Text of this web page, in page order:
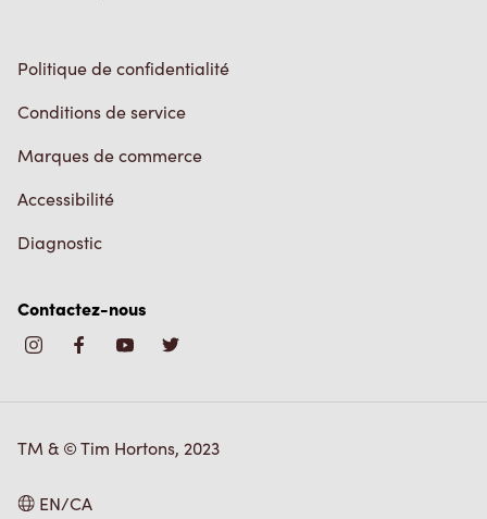
Politique de confidentialité
Conditions de service
Marques de commerce
Accessibilité
Diagnostic
Contactez-nous
TM & © Tim Hortons, 2023
EN/CA